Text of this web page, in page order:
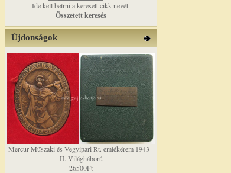
Ide kell beírni a keresett cikk nevét.
Összetett keresés
Újdonságok
Mercur Műszaki és Vegyipari Rt. emlékérem 1943 -
II. Világháború
26500Ft